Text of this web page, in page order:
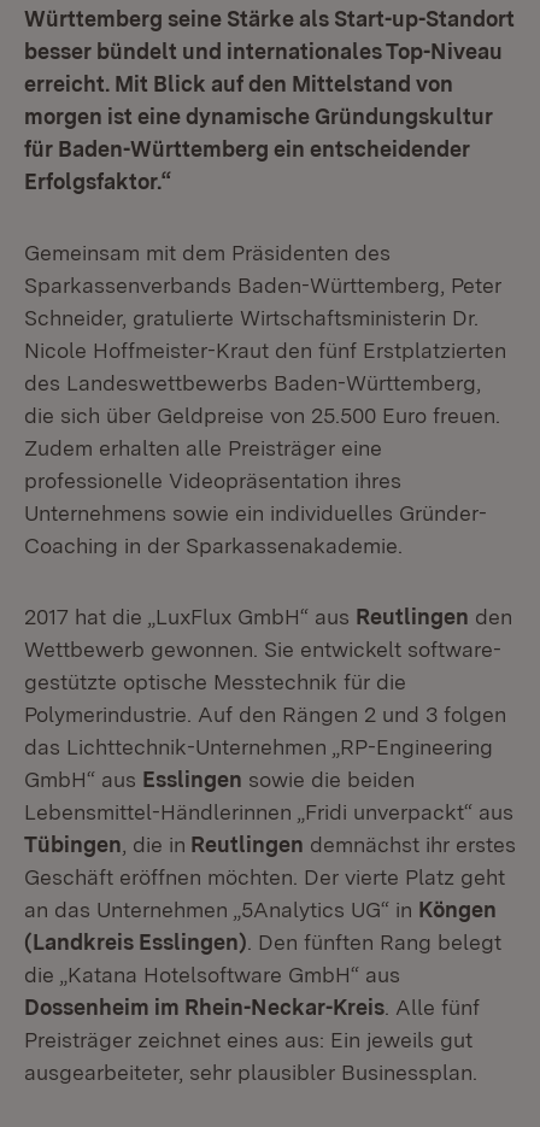
Württemberg seine Stärke als Start-up-Standort
besser bündelt und internationales Top-Niveau
erreicht. Mit Blick auf den Mittelstand von
morgen ist eine dynamische Gründungskultur
für Baden-Württemberg ein entscheidender
Erfolgsfaktor.“
Gemeinsam mit dem Präsidenten des
Sparkassenverbands Baden-Württemberg, Peter
Schneider, gratulierte Wirtschaftsministerin Dr.
Nicole Hoffmeister-Kraut den fünf Erstplatzierten
des Landeswettbewerbs Baden-Württemberg,
die sich über Geldpreise von 25.500 Euro freuen.
Zudem erhalten alle Preisträger eine
professionelle Videopräsentation ihres
Unternehmens sowie ein individuelles Gründer-
Coaching in der Sparkassenakademie.
2017 hat die „LuxFlux GmbH“ aus Reutlingen den
Wettbewerb gewonnen. Sie entwickelt software-
gestützte optische Messtechnik für die
Polymerindustrie. Auf den Rängen 2 und 3 folgen
das Lichttechnik-Unternehmen „RP-Engineering
GmbH“ aus Esslingen sowie die beiden
Lebensmittel-Händlerinnen „Fridi unverpackt“ aus
Tübingen , die in Reutlingen demnächst ihr erstes
Geschäft eröffnen möchten. Der vierte Platz geht
an das Unternehmen „5Analytics UG“ in Köngen
(Landkreis Esslingen) . Den fünften Rang belegt
die „Katana Hotelsoftware GmbH“ aus
Dossenheim im Rhein-Neckar-Kreis . Alle fünf
Preisträger zeichnet eines aus: Ein jeweils gut
ausgearbeiteter, sehr plausibler Businessplan.